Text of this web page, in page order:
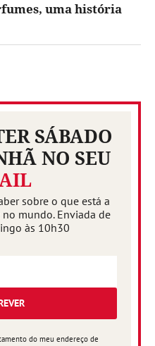
uma história
SÁBADO
NO SEU
sobre o que está a
mundo. Enviada de
às 10h30
do meu endereço de